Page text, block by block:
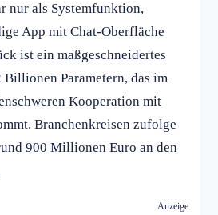
nur als Systemfunktion,
App mit Chat-Oberfläche
ist ein maßgeschneidertes
Parametern, das im
Kooperation mit
Branchenkreisen zufolge
900 Millionen Euro an den
Anzeige